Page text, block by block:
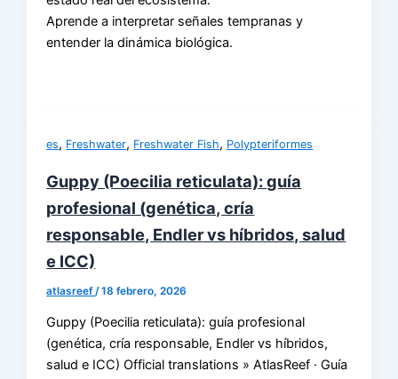
Aprende a interpretar señales tempranas y
entender la dinámica biológica.
es, Freshwater, Freshwater Fish, Polypteriformes
Guppy (Poecilia reticulata): guía
profesional (genética, cría
responsable, Endler vs híbridos, salud
e ICC)
atlasreef /18 febrero, 2026
Guppy (Poecilia reticulata): guía profesional
(genética, cría responsable, Endler vs híbridos,
salud e ICC) Official translations » AtlasReef · Guía